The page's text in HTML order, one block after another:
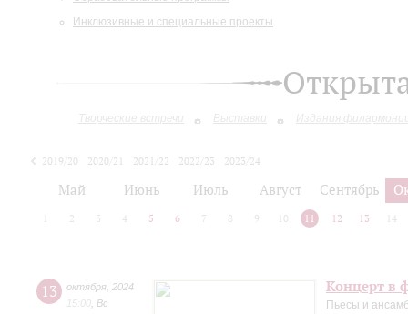
Инклюзивные и специальные проекты
Творческие встречи Выставки Издания
2019/20 2020/21 2021/22 2022/23
2023/24
Май Июнь Июль Август Сентябрь
2 3 4 5 6 7 8 9 10 11 12 13 14
13 октября 2024
15:00 Вс
Концерт в
Пьесы и